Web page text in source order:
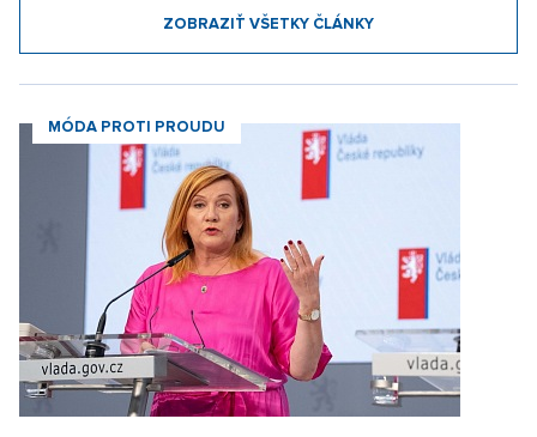
ZOBRAZIŤ VŠETKY ČLÁNKY
MÓDA PROTI PROUDU